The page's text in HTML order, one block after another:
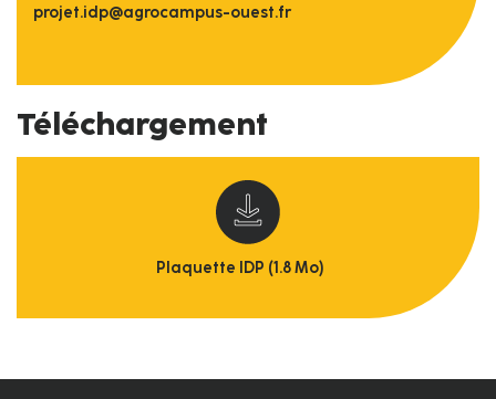
projet.idp@agrocampus-ouest.fr
Téléchargement
Plaquette IDP (1.8 Mo)